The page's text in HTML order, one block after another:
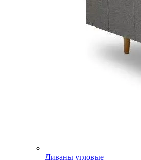
Диваны угловые